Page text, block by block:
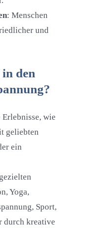
: Menschen
und
den
wie
geliebten
ein
Yoga,
Sport,
durch kreative